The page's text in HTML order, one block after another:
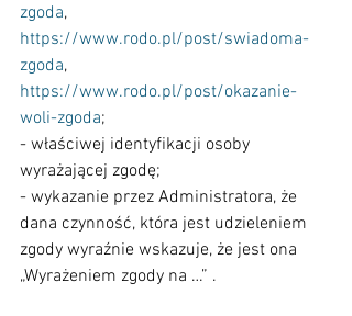
zgoda,
https://www.rodo.pl/post/swiadoma-
zgoda,
https://www.rodo.pl/post/okazanie-
woli-zgoda;
- właściwej identyfikacji osoby
wyrażającej zgodę;
- wykazanie przez Administratora, że
dana czynność, która jest udzieleniem
zgody wyraźnie wskazuje, że jest ona
„Wyrażeniem zgody na …” .